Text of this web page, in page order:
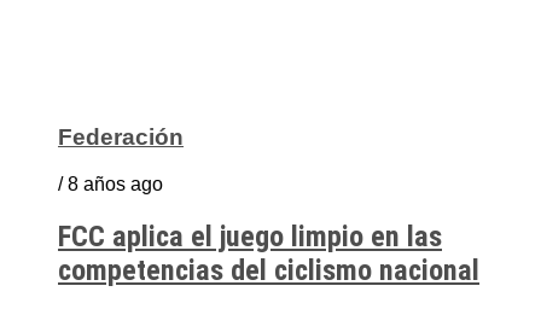
Federación
/ 8 años ago
FCC aplica el juego limpio en las
competencias del ciclismo nacional